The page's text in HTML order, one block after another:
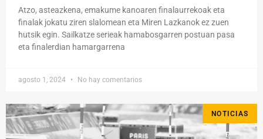
Atzo, asteazkena, emakume kanoaren finalaurrekoak eta
finalak jokatu ziren slalomean eta Miren Lazkanok ez zuen
hutsik egin. Sailkatze serieak hamabosgarren postuan pasa
eta finalerdian hamargarrena
agosto 1, 2024 No hay comentarios
NOTICIAS